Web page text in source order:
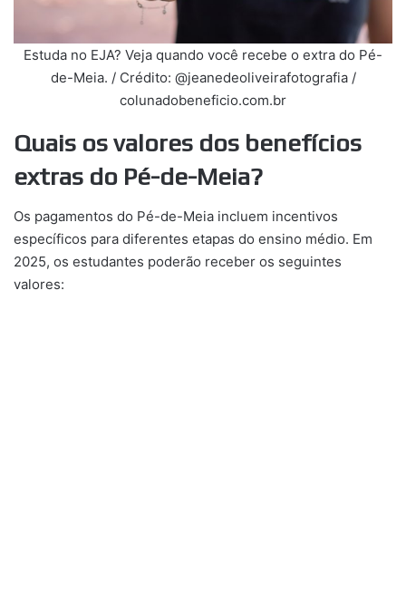
Estuda no EJA? Veja quando você recebe o extra do Pé-
de-Meia. / Crédito: @jeanedeoliveirafotografia /
colunadobeneficio.com.br
Quais os valores dos benefícios
extras do Pé-de-Meia?
Os pagamentos do Pé-de-Meia incluem incentivos
específicos para diferentes etapas do ensino médio. Em
2025, os estudantes poderão receber os seguintes
valores: